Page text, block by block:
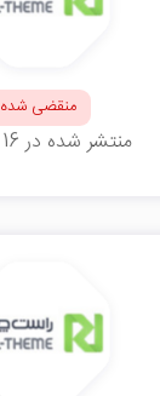
منقضی شده
منتشر شده در 16 شهریور